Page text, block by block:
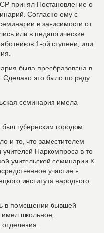
принял Постановление о
Согласно ему с
в зависимости от
или в педагогические
1-ой ступени, или
была преобразована в
Сделано это было по ряду
семинария имела
губернским городом.
и то, что заместителем
учителей Наркомпроса в то
учительской семинарии К.
участие в
института народного
в помещении бывшей
имел школьное,